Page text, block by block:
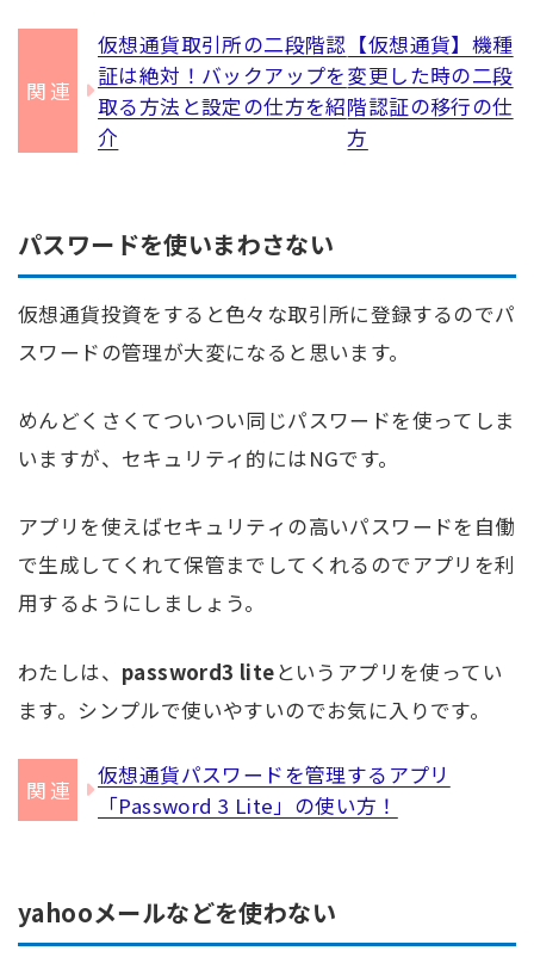
仮想通貨取引所の二段階認
証は絶対！バックアップを
取る方法と設定の仕方を紹
介
【仮想通貨】機種
変更した時の二段
階認証の移行の仕
方
パスワードを使いまわさない
仮想通貨投資をすると色々な取引所に登録するのでパ
スワードの管理が大変になると思います。
めんどくさくてついつい同じパスワードを使ってしま
いますが、セキュリティ的にはNGです。
アプリを使えばセキュリティの高いパスワードを自働
で生成してくれて保管までしてくれるのでアプリを利
用するようにしましょう。
わたしは、 password3 liteというアプリを使ってい
ます。シンプルで使いやすいのでお気に入りです。
仮想通貨パスワードを管理するアプリ
「Password 3 Lite」の使い方！
yahooメールなどを使わない